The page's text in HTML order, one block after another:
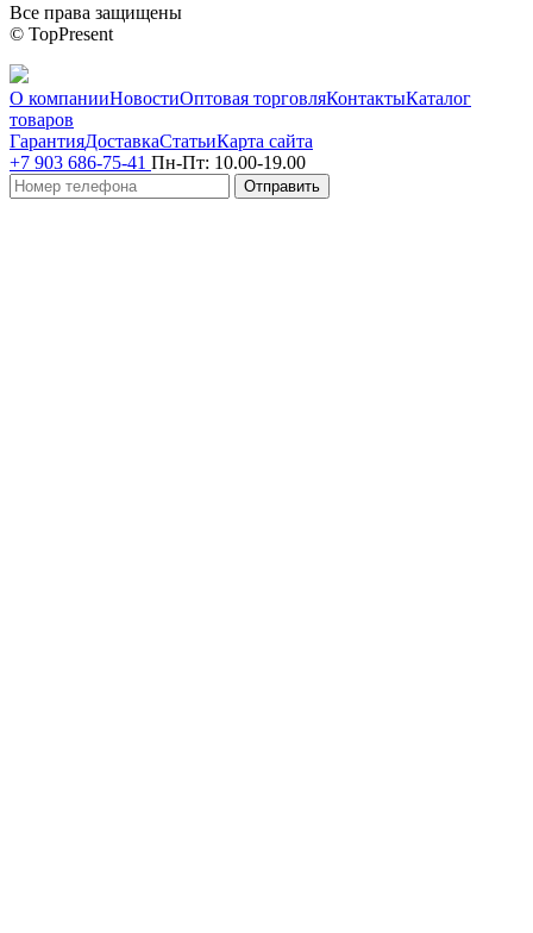
Все права защищены
© TopPresent
О компанииНовостиОптовая торговляКонтактыКаталог
товаров
ГарантияДоставкаСтатьиКарта сайта
+7 903 686-75-41 Пн-Пт: 10.00-19.00